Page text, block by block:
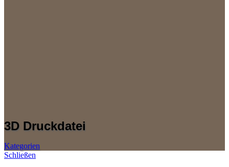
3D Druckdatei
Kategorien
Schließen